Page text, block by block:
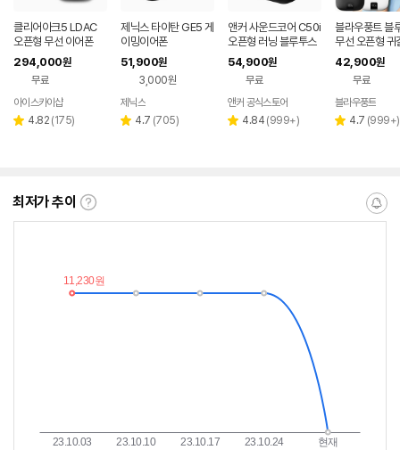
클리어아크5 LDAC
오픈형 무선 이어폰
294,000원
무료
페이
아이스카이샵
별 4.82 리
(175)
제닉스 타이탄 GE5 게
이밍이어폰
51,900원
3,000원
페이
제닉스
별 4.7 리
(705)
앤커 사운드코어 C50i
오픈형 러닝 블루투스
이어폰 D1101
54,900원
무료
앤커 공식스토어
별 4.84 리
(999+)
블라우풍트 블
무선 오픈형 귀
찌형 이어폰 귀
이어클립 러닝
어폰
42,900원
무료
페
블라우풍트
별 4.7 리
(999+)
최저가 추이
최
이
란?
알